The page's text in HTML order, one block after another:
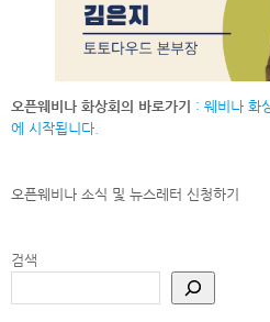
오픈웨비나 화상회의 바로가기 : 웨비나 화
에 시작됩니다.
오픈웨비나 소식 및 뉴스레터 신청하기
검색